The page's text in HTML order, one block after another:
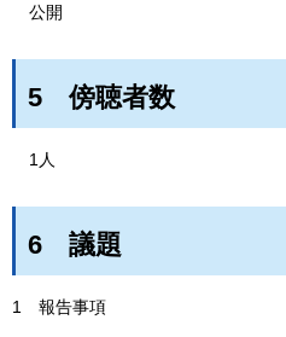
公開
5 傍聴者数
1人
6 議題
1 報告事項